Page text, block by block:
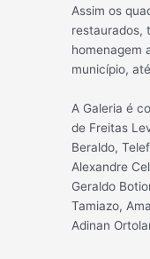
Assim os
restaurados,
homenagem
município,
A Galeria é
de Freitas
Beraldo,
Alexandre
Geraldo
Tamiazo,
Adinan